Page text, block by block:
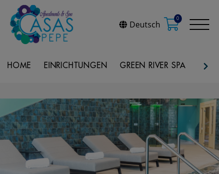
Deutsch
0
HOME EINRICHTUNGEN GREEN RIVER SPA